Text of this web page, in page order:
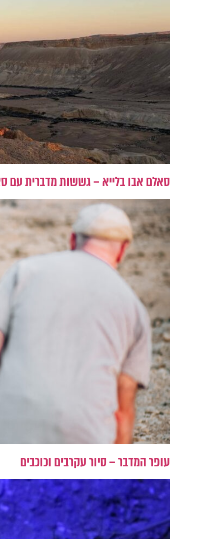
סאלם אבו בלייא – גששות מדברית עם
עופר המדבר – סיור עקרבים וכוכבים